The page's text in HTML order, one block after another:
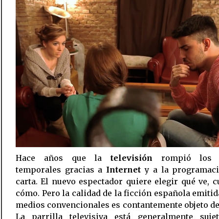
Hace años que la televisión rompió los
temporales gracias a Internet y a la
carta. El nuevo espectador quiere elegir qué ve,
cómo. Pero la calidad de la ficción española
medios convencionales es contantemente objeto
La parrilla televisiva está generalmente